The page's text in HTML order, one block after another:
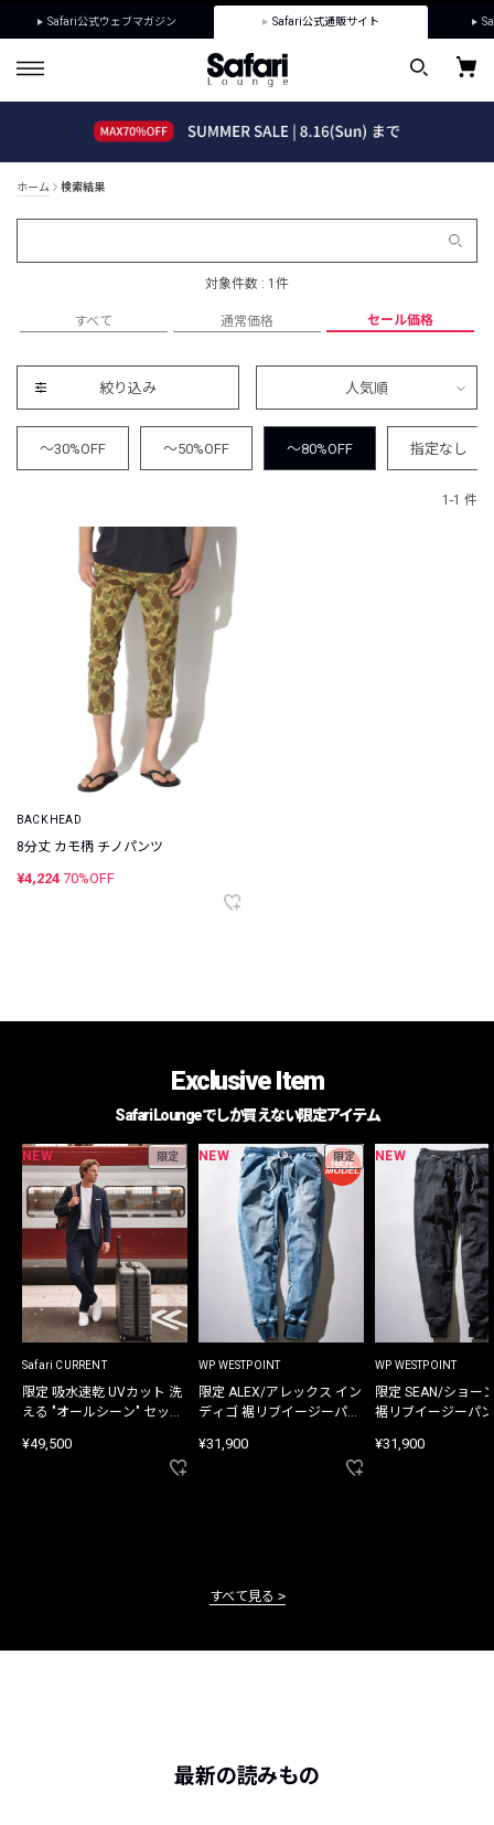
Safari公式ウェブマガジン Safari公式通販サイト
ホーム 検索結果
対象件数 : 1件
すべて 通常価格 セール価格
絞り込み 人気順
～30%OFF ～50%OFF ～80%OFF 指定なし
1-1 件
BACK HEAD
8分丈 カモ柄 チノパンツ
¥4,224 70%OFF
Exclusive Item
Safari Loungeでしか買えない限定アイテム
NEW 限定
Safari CURRENT
限定 吸水速乾 UVカット 洗
える "オールシーン" セット
¥49,500
NEW 限定
WP WESTPOINT
限定 ALEX/アレックス イン
ディゴ 裾リブイージーパン
¥31,900
NEW
WP WESTPOINT
限定 SEAN/ショー
裾リブイージーパ
¥31,900
すべて見る
最新の読みもの